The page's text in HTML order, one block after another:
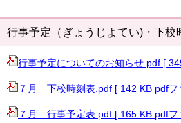
行事予定（ぎょうじよてい)・下校
行事予定についてのお知らせ.pdf [
７月 下校時刻表.pdf [ 142 KB pdfフ
７月 行事予定表.pdf [ 165 KB pdfフ